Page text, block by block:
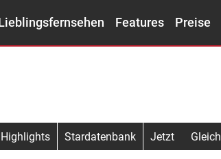
Features Preise
Highlights Stardatenbank Jetzt Gleich